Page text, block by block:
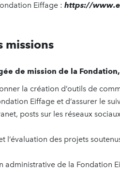
Eiffage : https://
missions
de mission de la
la création d’outils de
Eiffage et d’assurer le
posts sur les réseaux
l’évaluation des projets
administrative de la Fondation